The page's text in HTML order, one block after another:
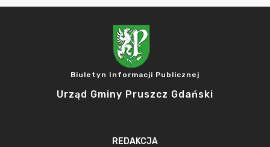
Biuletyn Informacji Publicznej
Urząd Gminy Pruszcz Gdański
REDAKCJA